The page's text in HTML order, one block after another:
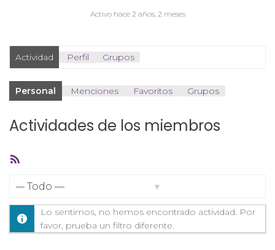
Activo hace 2 años, 2 meses
Actividad Perfil Grupos
Personal Menciones Favoritos Grupos
Actividades de los miembros
Lo sentimos, no hemos encontrado actividad. Por
favor, prueba un filtro diferente.